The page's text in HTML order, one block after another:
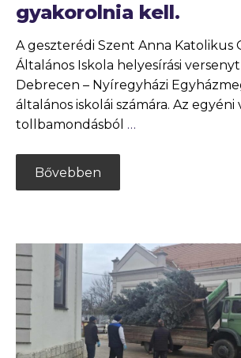
gyakorolnia kell.
A geszterédi Szent Anna Katolikus
Általános Iskola helyesírási
Debrecen – Nyíregyházi
általános iskolái számára. Az egyéni
tollbamondásból …
Bővebben